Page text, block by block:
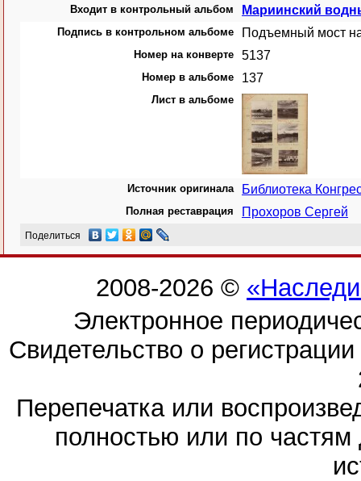
Входит в контрольный альбом Мариинский
Подпись в контрольном альбоме Подъемный мост
Номер на конверте 5137
Номер в альбоме 137
Лист в альбоме
Источник оригинала Библиотека
Полная реставрация Прохоров Сергей
Поделиться
2008-2026 ©
Электронное
Свидетельство о
Перепечатка или
полностью или по частям